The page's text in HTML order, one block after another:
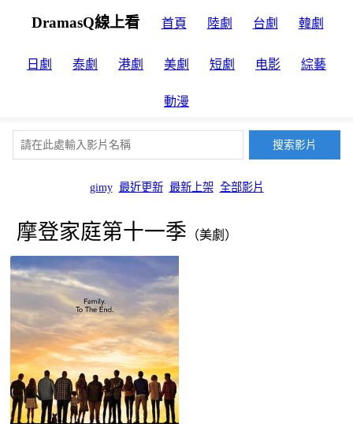
DramasQ線上看 首頁 陸劇 台劇 韓劇
日劇 泰劇 港劇 美劇 短劇 电影 綜藝
動漫
gimy 最近更新 最新上架 全部影片
摩登家庭第十一季 （美劇）